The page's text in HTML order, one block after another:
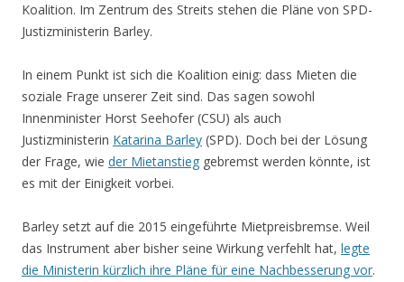
Koalition. Im Zentrum des Streits stehen die Pläne von SPD-
Justizministerin Barley.
In einem Punkt ist sich die Koalition einig: dass Mieten die
soziale Frage unserer Zeit sind. Das sagen sowohl
Innenminister Horst Seehofer (CSU) als auch
Justizministerin Katarina Barley (SPD). Doch bei der Lösung
der Frage, wie der Mietanstieg gebremst werden könnte, ist
es mit der Einigkeit vorbei.
Barley setzt auf die 2015 eingeführte Mietpreisbremse. Weil
das Instrument aber bisher seine Wirkung verfehlt hat, legte
die Ministerin kürzlich ihre Pläne für eine Nachbesserung vor.